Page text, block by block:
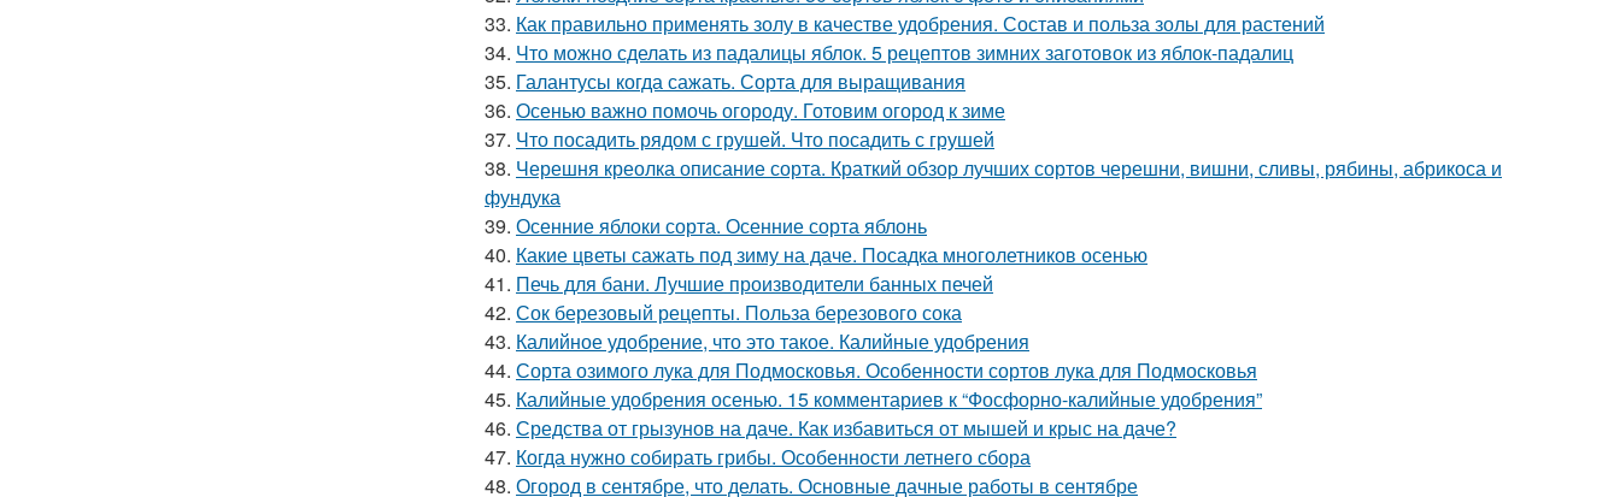
33. Как правильно применять золу в качестве удобрения. Состав и польза золы для растений
34. Что можно сделать из падалицы яблок. 5 рецептов зимних заготовок из яблок-падалиц
35. Галантусы когда сажать. Сорта для выращивания
36. Осенью важно помочь огороду. Готовим огород к зиме
37. Что посадить рядом с грушей. Что посадить с грушей
38. Черешня креолка описание сорта. Краткий обзор лучших сортов черешни, вишни, сливы, рябины, абрикоса и
фундука
39. Осенние яблоки сорта. Осенние сорта яблонь
40. Какие цветы сажать под зиму на даче. Посадка многолетников осенью
41. Печь для бани. Лучшие производители банных печей
42. Сок березовый рецепты. Польза березового сока
43. Калийное удобрение, что это такое. Калийные удобрения
44. Сорта озимого лука для Подмосковья. Особенности сортов лука для Подмосковья
45. Калийные удобрения осенью. 15 комментариев к “Фосфорно-калийные удобрения”
46. Средства от грызунов на даче. Как избавиться от мышей и крыс на даче?
47. Когда нужно собирать грибы. Особенности летнего сбора
48. Огород в сентябре, что делать. Основные дачные работы в сентябре